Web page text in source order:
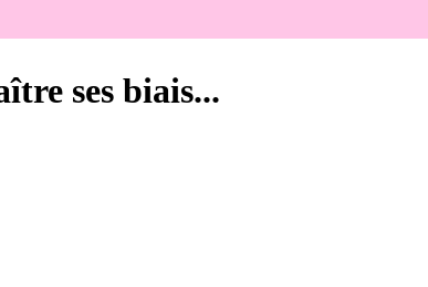
ses biais...